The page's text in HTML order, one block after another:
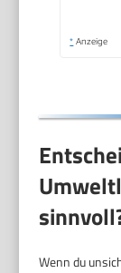
* Anzeige
Wenn du